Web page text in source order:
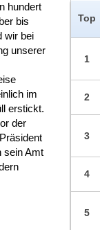
hundert
bis
wir bei
unserer
im
erstickt.
der
sein Amt
Top
1
2
3
4
5